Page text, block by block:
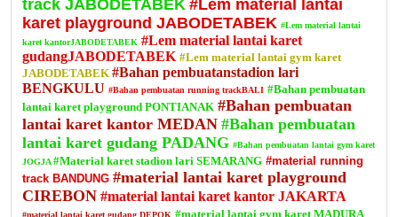
track JABODETABEK #Lem material lantai
karet playground JABODETABEK #Lem material lantai
karet kantorJABODETABEK #Lem material lantai karet
gudangJABODETABEK #Lem material lantai gym karet
JABODETABEK #Bahan pembuatanstadion lari
BENGKULU #Bahan pembuatan running trackBALI #Bahan pembuatan
lantai karet playground PONTIANAK #Bahan pembuatan
lantai karet kantor MEDAN #Bahan pembuatan
lantai karet gudang PADANG #Bahan pembuatan lantai gym karet
JOGJA#Material karet stadion lari SEMARANG #material running
track BANDUNG #material lantai karet playground
CIREBON #material lantai karet kantor JAKARTA
#material lantai gym karet MADURA